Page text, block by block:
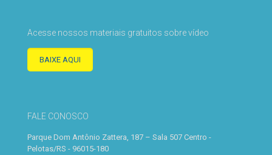
Acesse nossos materiais gratuitos sobre vídeo
BAIXE AQUI
FALE CONOSCO
Parque Dom Antônio Zattera, 187 – Sala 507 Centro -
Pelotas/RS - 96015-180